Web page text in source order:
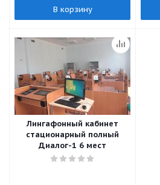
В корзину
Лингафонный кабинет
стационарный полный
Диалог-1 6 мест